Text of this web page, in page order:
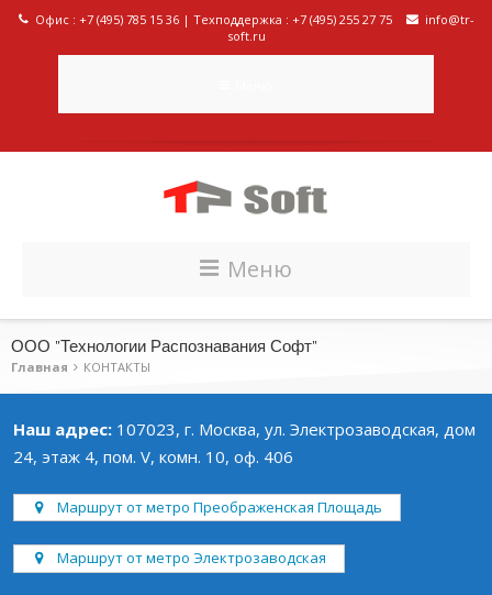
Офис : +7 (495) 785 15 36 | Техподдержка : +7 (495) 255 27 75
info@tr-
soft.ru
Меню
ООО "Технологии Распознавания Софт"
Главная КОНТАКТЫ
Наш адрес: 107023, г. Москва, ул. Электрозаводская, дом
24, этаж 4, пом. V, комн. 10, оф. 406
Маршрут от метро Преображенская Площадь
Маршрут от метро Электрозаводская